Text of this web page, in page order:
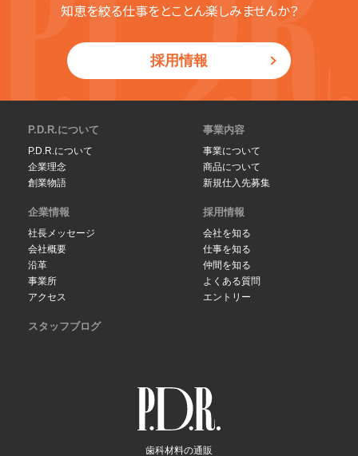
知恵を絞る仕事をとことん楽しみませんか？
採用情報
歯科材料の通販
P.D.R.について
P.D.R.について
企業理念
創業物語
事業内容
事業について
商品について
新規仕入先募集
企業情報
社長メッセージ
会社概要
沿革
事業所
アクセス
採用情報
会社を知る
仕事を知る
仲間を知る
よくある質問
エントリー
スタッフブログ